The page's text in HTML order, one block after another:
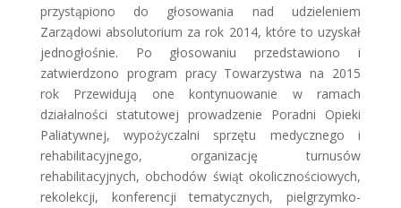
przystąpiono do głosowania nad udzieleniem
Zarządowi absolutorium za rok 2014, które to uzyskał
jednogłośnie. Po głosowaniu przedstawiono i
zatwierdzono program pracy Towarzystwa na 2015
rok Przewidują one kontynuowanie w ramach
działalności statutowej prowadzenie Poradni Opieki
Paliatywnej, wypożyczalni sprzętu medycznego i
rehabilitacyjnego, organizację turnusów
rehabilitacyjnych, obchodów świąt okolicznościowych,
rekolekcji, konferencji tematycznych, pielgrzymko-